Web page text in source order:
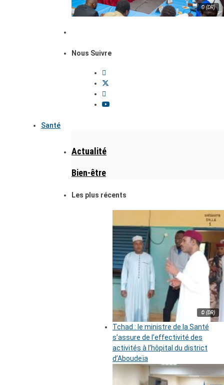
© (DR)
Nous Suivre
Santé
Actualité
Bien-être
Les plus récents
© (DR)
Tchad : le ministre de la Santé
s’assure de l’effectivité des
activités à l’hôpital du district
d’Aboudeïa